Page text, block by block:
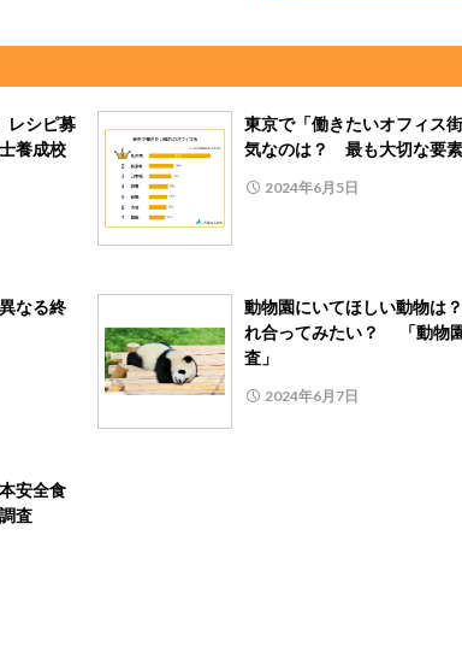
レシピ募
養成校
東京で「働きたいオフィス
気なのは？ 最も大切な要
2024年6月5日
なる終
動物園にいてほしい動物は
れ合ってみたい？ 「動物
査」
2024年6月7日
安全食
調査